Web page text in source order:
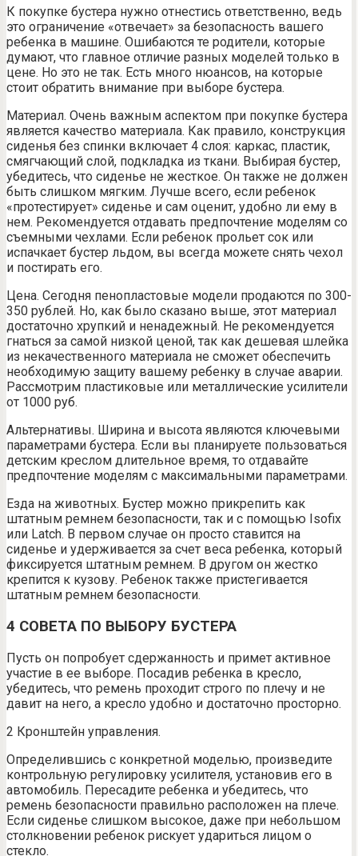
К покупке бустера нужно отнестись ответственно, ведь
это ограничение «отвечает» за безопасность вашего
ребенка в машине. Ошибаются те родители, которые
думают, что главное отличие разных моделей только в
цене. Но это не так. Есть много нюансов, на которые
стоит обратить внимание при выборе бустера.
Материал. Очень важным аспектом при покупке бустера
является качество материала. Как правило, конструкция
сиденья без спинки включает 4 слоя: каркас, пластик,
смягчающий слой, подкладка из ткани. Выбирая бустер,
убедитесь, что сиденье не жесткое. Он также не должен
быть слишком мягким. Лучше всего, если ребенок
«протестирует» сиденье и сам оценит, удобно ли ему в
нем. Рекомендуется отдавать предпочтение моделям со
съемными чехлами. Если ребенок прольет сок или
испачкает бустер льдом, вы всегда можете снять чехол
и постирать его.
Цена. Сегодня пенопластовые модели продаются по 300-
350 рублей. Но, как было сказано выше, этот материал
достаточно хрупкий и ненадежный. Не рекомендуется
гнаться за самой низкой ценой, так как дешевая шлейка
из некачественного материала не сможет обеспечить
необходимую защиту вашему ребенку в случае аварии.
Рассмотрим пластиковые или металлические усилители
от 1000 руб.
Альтернативы. Ширина и высота являются ключевыми
параметрами бустера. Если вы планируете пользоваться
детским креслом длительное время, то отдавайте
предпочтение моделям с максимальными параметрами.
Езда на животных. Бустер можно прикрепить как
штатным ремнем безопасности, так и с помощью Isofix
или Latch. В первом случае он просто ставится на
сиденье и удерживается за счет веса ребенка, который
фиксируется штатным ремнем. В другом он жестко
крепится к кузову. Ребенок также пристегивается
штатным ремнем безопасности.
4 СОВЕТА ПО ВЫБОРУ БУСТЕРА
Пусть он попробует сдержанность и примет активное
участие в ее выборе. Посадив ребенка в кресло,
убедитесь, что ремень проходит строго по плечу и не
давит на него, а кресло удобно и достаточно просторно.
2 Кронштейн управления.
Определившись с конкретной моделью, произведите
контрольную регулировку усилителя, установив его в
автомобиль. Пересадите ребенка и убедитесь, что
ремень безопасности правильно расположен на плече.
Если сиденье слишком высокое, даже при небольшом
столкновении ребенок рискует удариться лицом о
стекло.